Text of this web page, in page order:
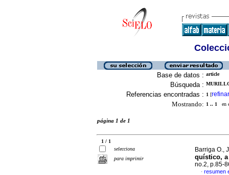
Base de datos : article
Búsqueda :
Referencias encontradas : 1 [refinar
Mostrando: 1 .. 1 en
página 1 de 1
1 / 1
selecciona
para imprimir
Barriga O.,
quístico,
no.2, p.85-
· resumen